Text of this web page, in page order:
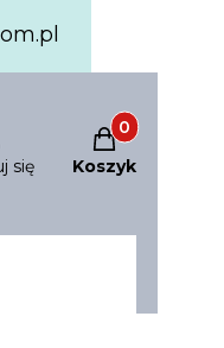
się
Produkty w
Koszyk